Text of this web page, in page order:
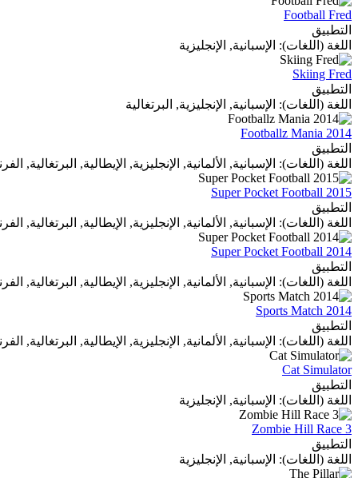
Football Fred
التطبيق
اللغة (اللغات): الإسبانية, الإنجليزية
Skiing Fred
التطبيق
اللغة (اللغات): الإسبانية, الإنجليزية, البرتغالية
Footballz Mania 2014
التطبيق
اللغة (اللغات): الإسبانية, الألمانية, الإنجليزية, الإيطالية, البرتغالية,
Super Pocket Football 2015
التطبيق
اللغة (اللغات): الإسبانية, الألمانية, الإنجليزية, الإيطالية, البرتغالية,
Super Pocket Football 2014
التطبيق
اللغة (اللغات): الإسبانية, الألمانية, الإنجليزية, الإيطالية, البرتغالية,
Sports Match 2014
التطبيق
اللغة (اللغات): الإسبانية, الألمانية, الإنجليزية, الإيطالية, البرتغالية,
Cat Simulator
التطبيق
اللغة (اللغات): الإسبانية, الإنجليزية
Zombie Hill Race 3
التطبيق
اللغة (اللغات): الإسبانية, الإنجليزية